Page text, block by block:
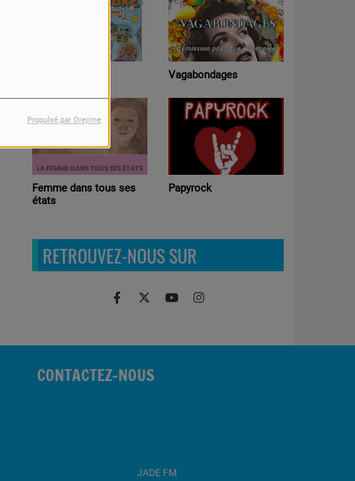
Propulsé par Orejime
Papyrock
Ateliers pédagogiques
médias )
Chronoscaphe
RETROUVEZ-NOUS SUR
CONTACTEZ-NOUS
JADE FM